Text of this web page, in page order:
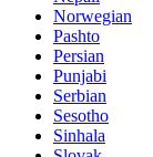
Norwegian
Pashto
Persian
Punjabi
Serbian
Sesotho
Sinhala